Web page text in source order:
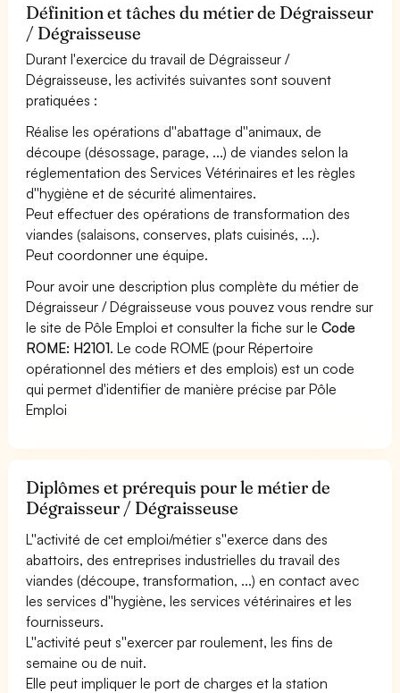
Définition et tâches du métier de Dégraisseur
/ Dégraisseuse
Durant l'exercice du travail de Dégraisseur /
Dégraisseuse, les activités suivantes sont souvent
pratiquées :
Réalise les opérations d''abattage d''animaux, de
découpe (désossage, parage, ...) de viandes selon la
réglementation des Services Vétérinaires et les règles
d''hygiène et de sécurité alimentaires.
Peut effectuer des opérations de transformation des
viandes (salaisons, conserves, plats cuisinés, ...).
Peut coordonner une équipe.
Pour avoir une description plus complète du métier de
Dégraisseur / Dégraisseuse vous pouvez vous rendre sur
le site de Pôle Emploi et consulter la fiche sur leCode
ROME: H2101. Le code ROME (pour Répertoire
opérationnel des métiers et des emplois) est un code
qui permet d'identifier de manière précise par Pôle
Emploi
Diplômes et prérequis pour le métier de
Dégraisseur / Dégraisseuse
L''activité de cet emploi/métier s''exerce dans des
abattoirs, des entreprises industrielles du travail des
viandes (découpe, transformation, ...) en contact avec
les services d''hygiène, les services vétérinaires et les
fournisseurs.
L''activité peut s''exercer par roulement, les fins de
semaine ou de nuit.
Elle peut impliquer le port de charges et la station